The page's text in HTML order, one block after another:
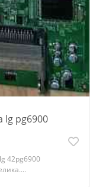
lg pg6900
42pg6900